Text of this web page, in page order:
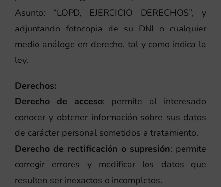
Asunto: “LOPD, EJERCICIO DERECHOS”, y
adjuntando fotocopia de su DNI o cualquier
medio análogo en derecho, tal y como indica la
ley.
Derechos:
Derecho de acceso: permite al interesado
conocer y obtener información sobre sus datos
de carácter personal sometidos a tratamiento.
Derecho de rectificación o supresión: permite
corregir errores y modificar los datos que
resulten ser inexactos o incompletos.